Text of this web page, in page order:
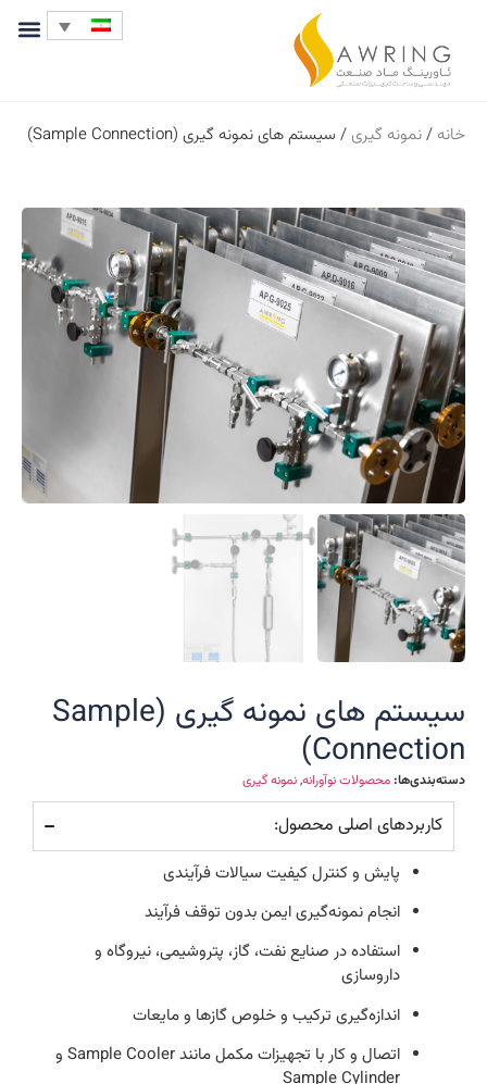
خانه /نمونه گیری/ سیستم های نمونه گیری (Sample Connection)
سیستم های نمونه گیری (Sample
Connection)
دسته‌بندی‌ها:محصولات نوآورانه,نمونه گیری
کاربردهای اصلی محصول:
پایش و کنترل کیفیت سیالات فرآیندی
انجام نمونه‌گیری ایمن بدون توقف فرآیند
استفاده در صنایع نفت، گاز، پتروشیمی، نیروگاه و
داروسازی
اندازه‌گیری ترکیب و خلوص گازها و مایعات
اتصال و کار با تجهیزات مکمل مانند Sample Cooler و